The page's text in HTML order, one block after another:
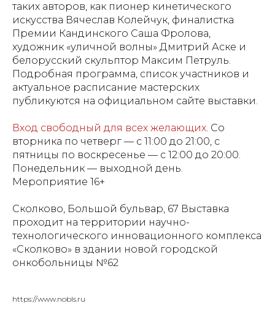
таких авторов, как пионер кинетического
искусства Вячеслав Колейчук, финалистка
Премии Кандинского Саша Фролова,
художник «уличной волны» Дмитрий Аске и
белорусский скульптор Максим Петруль.
Подробная программа, список участников и
актуальное расписание мастерских
публикуются на официальном сайте выставки.
Вход свободный для всех желающих. Со
вторника по четверг — с 11:00 до 21:00, с
пятницы по воскресенье — с 12:00 до 20:00.
Понедельник — выходной день.
Мероприятие 16+
Сколково, Большой бульвар, 67 Выставка
проходит на территории научно-
технологического инновационного комплекса
«Сколково» в здании новой городской
онкобольницы №62
https://www.nobls.ru